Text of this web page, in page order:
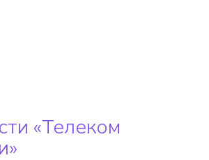
«Телеком